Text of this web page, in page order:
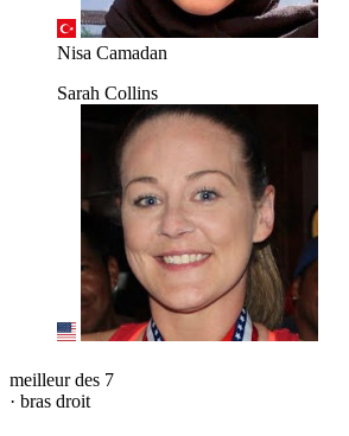
Nisa Camadan
Sarah Collins
meilleur des 7
· bras droit